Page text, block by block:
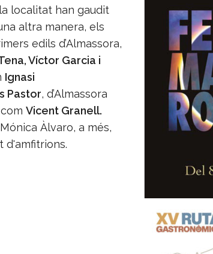
localitat han gaudit
altra manera, els
edils d’Almassora,
Víctor Garcia i
Ignasi
Pastor, d’Almassora
Vicent Granell.
Àlvaro, a més,
d'amfitrions.